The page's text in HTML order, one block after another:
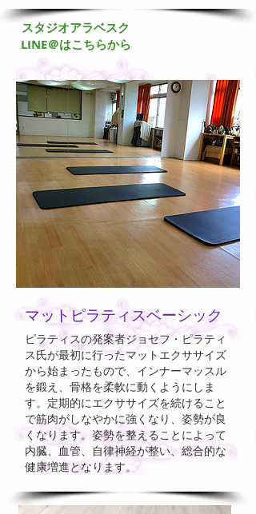
スタジオアラベスク
​LINE＠はこちらから
マットピラティスベーシック
ピラティスの発案者ジョセフ・ピラティ
ス氏が最初に行ったマットエクササイズ
から始まったもので、インナーマッスル
を鍛え、骨格を柔軟に動くようにしま
す。定期的にエクササイズを続けること
で筋肉がしなやかに強くなり、姿勢が良
くなります。姿勢を整えることによって
内臓、血管、自律神経が整い、総合的な
健康増進となります。